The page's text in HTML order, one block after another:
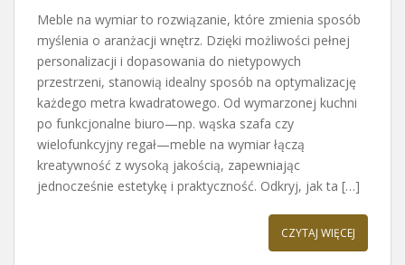
Meble na wymiar to rozwiązanie, które zmienia sposób
myślenia o aranżacji wnętrz. Dzięki możliwości pełnej
personalizacji i dopasowania do nietypowych
przestrzeni, stanowią idealny sposób na optymalizację
każdego metra kwadratowego. Od wymarzonej kuchni
po funkcjonalne biuro—np. wąska szafa czy
wielofunkcyjny regał—meble na wymiar łączą
kreatywność z wysoką jakością, zapewniając
jednocześnie estetykę i praktyczność. Odkryj, jak ta […]
CZYTAJ WIĘCEJ